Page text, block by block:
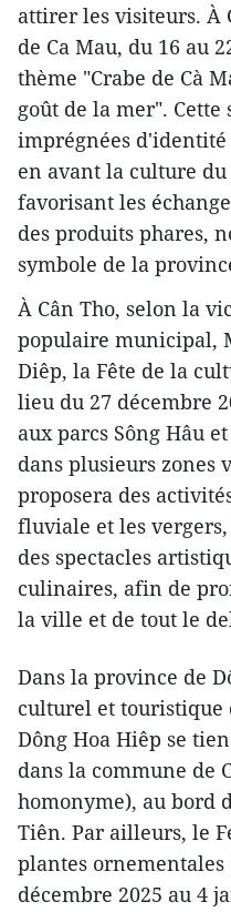
attirer les visiteurs. À
de Ca Mau, du 16 au
thème "Crabe de Cà
goût de la mer".
imprégnées
en avant la culture du
favorisant les
des produits phares,
symbole de la
À Cân Tho, selon la
populaire municipal,
Diêp, la Fête de la
lieu du 27 décembre
aux parcs Sông Hâu
dans plusieurs zones
proposera des
fluviale et les
des spectacles
culinaires, afin de
la ville et de tout le
Dans la province de
culturel et touristique
Dông Hoa Hiêp se
dans la commune de
homonyme), au bord
Tiên. Par ailleurs, le
plantes ornementales
décembre 2025 au 4